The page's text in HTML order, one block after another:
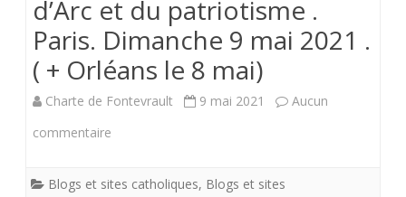
d’Arc et du patriotisme .
Paris. Dimanche 9 mai 2021 .
( + Orléans le 8 mai)
Charte de Fontevrault 9 mai 2021
Aucun
commentaire
Blogs et sites catholiques, Blogs et sites